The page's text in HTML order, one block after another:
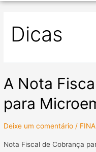
Dicas
A Nota
para
Deixe um comentário /
Nota Fiscal de Cobrança